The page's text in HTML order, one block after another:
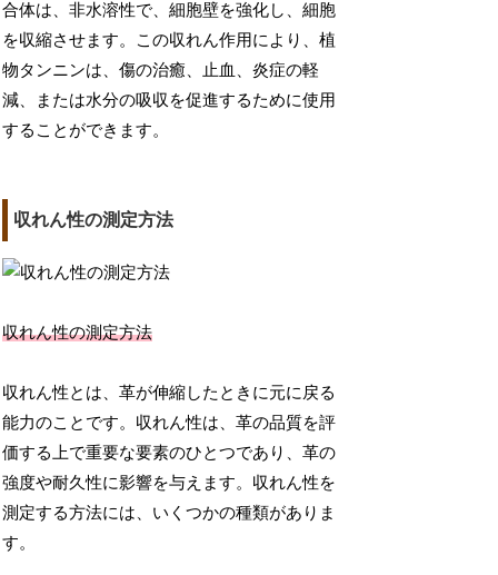
合体は、非水溶性で、細胞壁を強化し、細胞
を収縮させます。この収れん作用により、植
物タンニンは、傷の治癒、止血、炎症の軽
減、または水分の吸収を促進するために使用
することができます。
収れん性の測定方法
収れん性の測定方法
収れん性とは、革が伸縮したときに元に戻る
能力のことです。収れん性は、革の品質を評
価する上で重要な要素のひとつであり、革の
強度や耐久性に影響を与えます。収れん性を
測定する方法には、いくつかの種類がありま
す。